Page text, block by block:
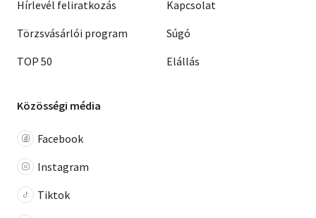
Hírlevél feliratkozás
Törzsvásárlói program
TOP 50
Kapcsolat
Súgó
Elállás
Közösségi média
Facebook
Instagram
Tiktok